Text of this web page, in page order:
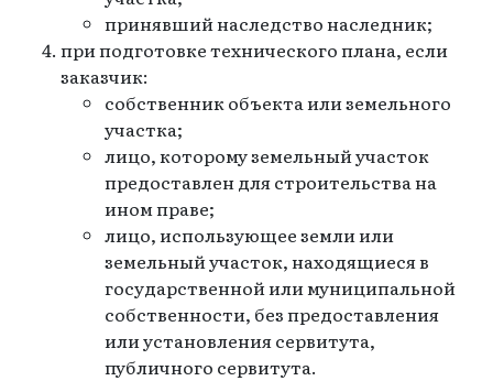
принявший наследство наследник;
при подготовке технического плана, если
заказчик:
собственник объекта или земельного
участка;
лицо, которому земельный участок
предоставлен для строительства на
ином праве;
лицо, использующее земли или
земельный участок, находящиеся в
государственной или муниципальной
собственности, без предоставления
или установления сервитута,
публичного сервитута.